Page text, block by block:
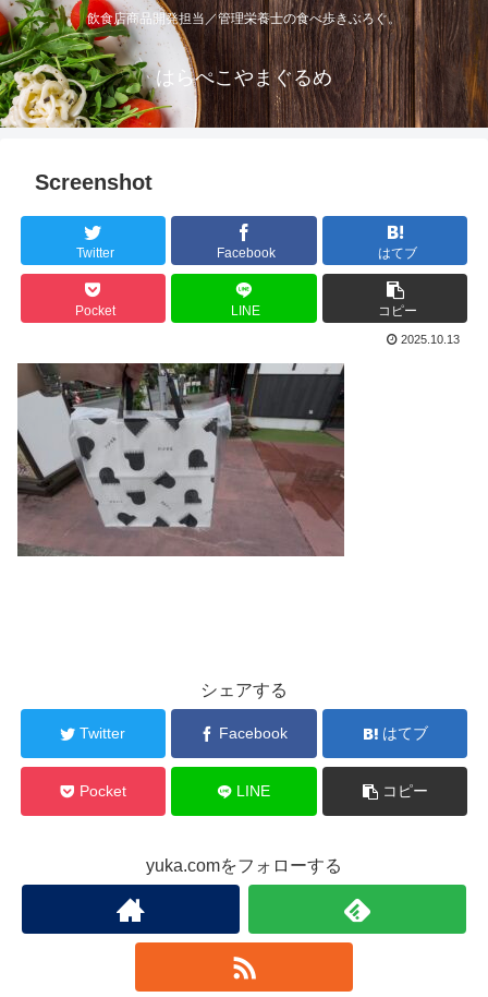
飲食店商品開発担当／管理栄養士の食べ歩きぶろぐ。
はらぺこやまぐるめ
Screenshot
Twitter Facebook はてブ
Pocket LINE コピー
2025.10.13
シェアする
Twitter Facebook はてブ
Pocket LINE コピー
yuka.comをフォローする